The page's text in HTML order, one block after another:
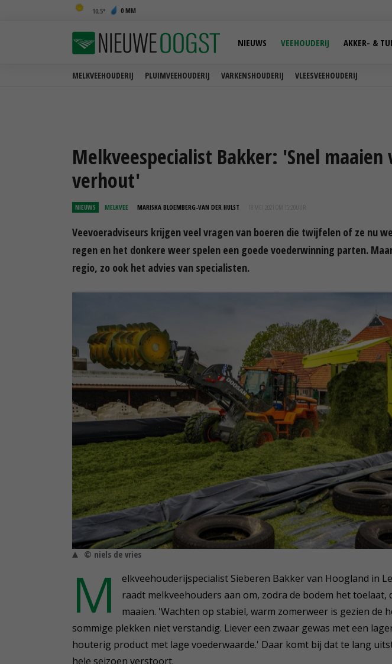
10,5 0 MM
MELKVEEHOUDERIJ PLUIMVEEHOUDERIJ VARKENSHOUDERIJ VLEESVEEHOUDERIJ
NIEUWS VEEHOUDERIJ AKKER- &
Melkveespecialist Bakker: 'Snel
verhout'
NIEUWS MELKVEE MARISKA BLOEMBERG-VAN DER HULST 18 MEI 2021 OM 15:20
Veevoeradviseurs krijgen veel vragen van boeren die twijfelen of ze nu
regen en het donkere weer spelen een goede voederwinning parten.
regio, zo ook het advies van specialisten.
© niels de vries
M
elkveehouderijspecialist Sieberen Bakker van Hoogland in
raadt melkveehouders aan om, zodra de bodem het toelaat,
maaien. 'Wachten op stabiel, warm zomerweer is gezien de
sommige plekken niet verstandig. Liever een zwaar gewas met een
houterig product met lage voederwaarde.' Daar komt bij dat te lang
hele seizoen verstoort.